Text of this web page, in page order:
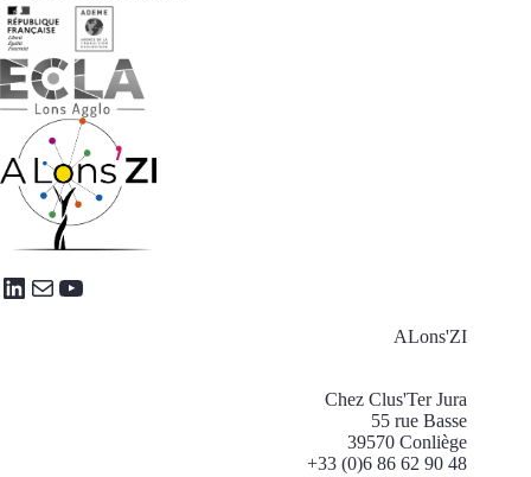
alternance
LinkedIn
E-mailYouTube
ALons'ZI
Chez Clus'Ter Jura
55 rue Basse
39570 Conliège
+33 (0)6 86 62 90 48